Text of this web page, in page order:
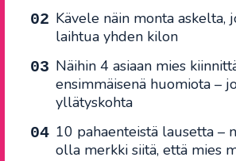
Kävele näin monta askelta,
laihtua yhden kilon
Näihin 4 asiaan mies
ensimmäisenä huomiota –
yllätyskohta
10 pahaenteistä lausetta –
olla merkki siitä, että mies